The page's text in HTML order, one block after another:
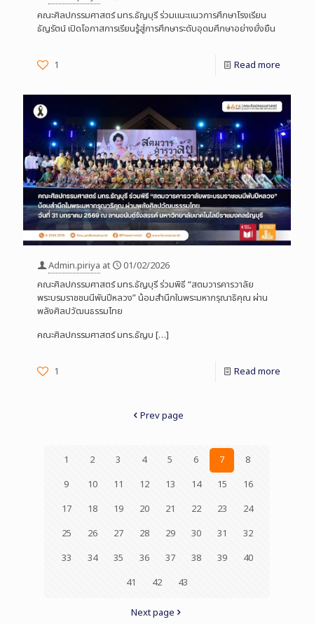
คณะศิลปกรรมศาสตร์ มทร.ธัญบุรี ร่วมแนะแนวการศึกษาโรงเรียน
ธัญรัตน์ เปิดโอกาสการเรียนรู้สู่การศึกษาระดับอุดมศึกษาอย่างยั่งยืน
1 Read more
Admin.piriya at
01/02/2026
คณะศิลปกรรมศาสตร์ มทร.ธัญบุรี ร่วมพิธี “สตมวารคารวาลัย
พระบรมราชชนนีพันปีหลวง” น้อมสำนึกในพระมหากรุณาธิคุณ ผ่าน
พลังศิลปวัฒนธรรมไทย
คณะศิลปกรรมศาสตร์ มทร.ธัญบ […]
1 Read more
Prev page
1 2 3 4 5 6 7
8
9
10 11 12 13 14 15
16
17
18 19 20 21 22 23
24
25
26 27 28 29 30 31
32
33
34 35 36 37 38 39
40
41
42 43
Next page